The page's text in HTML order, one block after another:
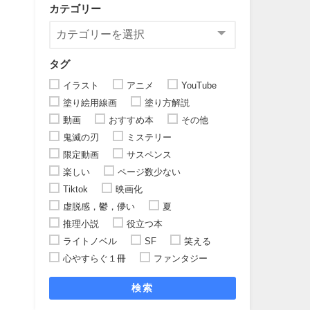
カテゴリー
タグ
イラスト アニメ
YouTube
塗り絵用線画
塗り方解説
動画
おすすめ本
その他
鬼滅の刃
ミステリー
限定動画
サスペンス
楽しい
ページ数少ない
Tiktok
映画化
虚脱感，鬱，儚い
夏
推理小説
役立つ本
ライトノベル
SF
笑える
心やすらぐ１冊
ファンタジー
検索